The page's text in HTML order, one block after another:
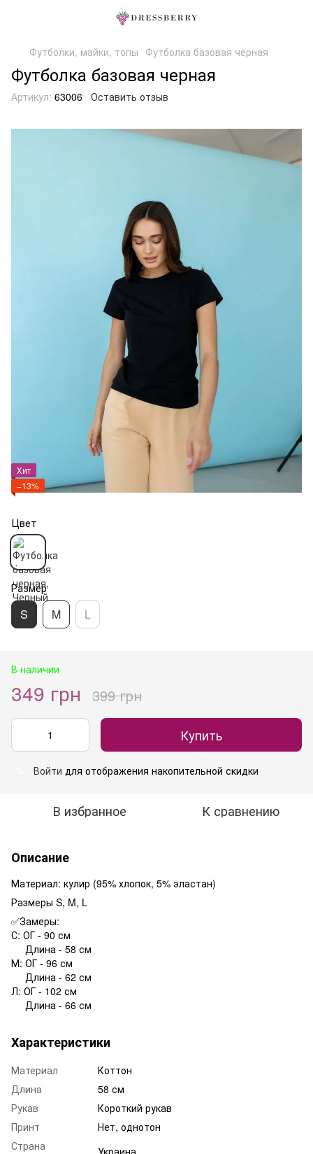
Футболки, майки, топы Футболка базовая черная
Футболка базовая черная
Артикул: 63006 Оставить отзыв
Хит
−13%
Цвет
Размер
S M L
В наличии
349 грн 399 грн
Купить
Войти для отображения накопительной скидки
В избранное К сравнению
Описание
Материал: кулир (95% хлопок, 5% эластан)
Размеры S, M, L
✅Замеры:
С: ОГ - 90 см
Длина - 58 см
М: ОГ - 96 см
Длина - 62 см
Л: ОГ - 102 см
Длина - 66 см
Характеристики
Материал
Коттон
Длина
58 см
Рукав
Короткий рукав
Принт
Нет, однотон
Страна
Украина